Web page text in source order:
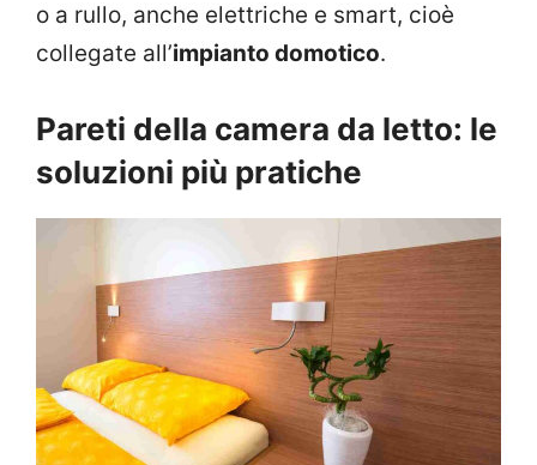
o a rullo, anche elettriche e smart, cioè
collegate all’impianto domotico.
Pareti della camera da letto: le
soluzioni più pratiche